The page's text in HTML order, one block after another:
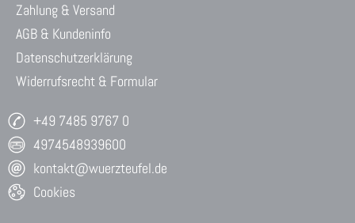
Zahlung & Versand
AGB & Kundeninfo
Datenschutzerklärung
Widerrufsrecht & Formular
+49 7485 9767 0
4974548939600
kontakt@wuerzteufel.de
Cookies